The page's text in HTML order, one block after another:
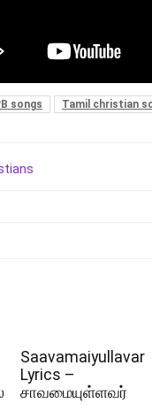
songs Tamil christian
Saavamaiyullavar
Lyrics –
சாவமையுள்ளவர்